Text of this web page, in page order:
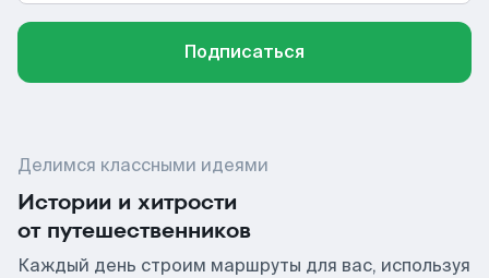
Подписаться
Делимся классными идеями
Истории и хитрости
от путешественников
Каждый день строим маршруты для вас, используя